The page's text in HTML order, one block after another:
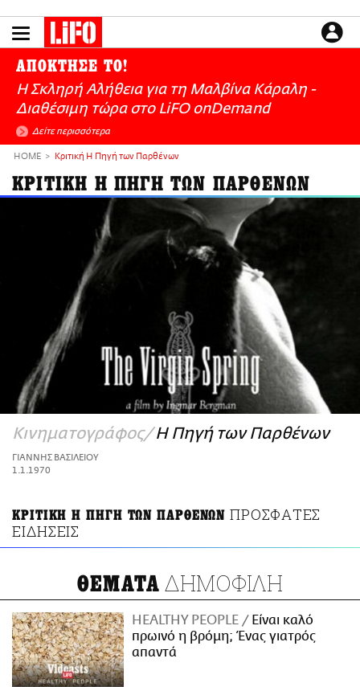
το
NEWSLETTER
ΜΙΚΡΟΠΡΑΓΜΑΤΑ
THE GOOD LIFO
LIFOLAND
CITY GUIDE
ΑΜΠΑ
PRINT
ΕΙΔΗΣΕΙΣ
CULTURE
ΑΠΟΨΕΙΣ
ΤΡΟΠΟΣ ΖΩΗΣ
PODCASTS
Plus
ΑΠΟΚΤΗΣΕ ΤΟ!
Η Σκληρή Αλήθεια για τη Μαλβίνα Κάραλη -
Διαθέσιμη τώρα στo LiFO onDemand
Δείτε περισσότερα
HOME Κριτική Η Πηγή των Παρθένων
ΚΡΙΤΙΚΗ Η ΠΗΓΗ ΤΩΝ ΠΑΡΘΕΝΩΝ
Κινηματογράφος Η Πηγή των Παρθένων
ΓΙΑΝΝΗΣ ΒΑΣΙΛΕΙΟΥ
1.1.1970
ΚΡΙΤΙΚΗ Η ΠΗΓΗ ΤΩΝ ΠΑΡΘΕΝΩΝ ΠΡΟΣΦΑΤΕΣ
ΕΙΔΗΣΕΙΣ
ΘΕΜΑΤΑ ΔΗΜΟΦΙΛΗ
HEALTHY PEOPLE
Είναι καλό
πρωινό η βρόμη; Ένας γιατρός
απαντά